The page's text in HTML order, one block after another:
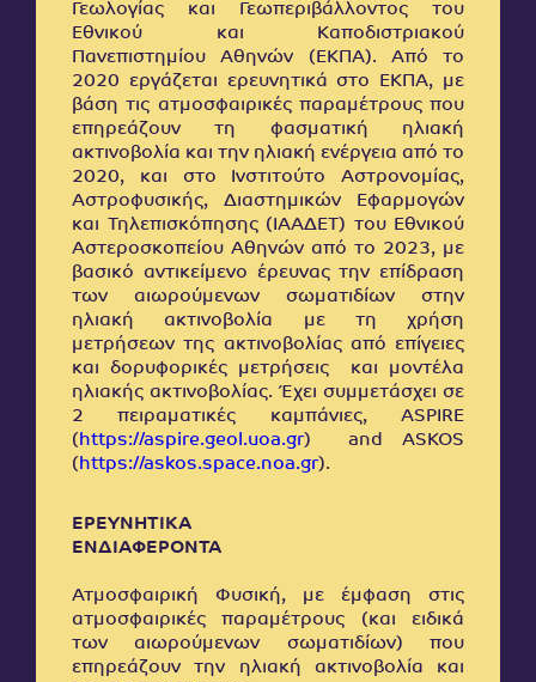
Γεωλογίας και Γεωπεριβάλλοντος του
Εθνικού και Καποδιστριακού
Πανεπιστημίου Αθηνών (ΕΚΠΑ). Από το
2020 εργάζεται ερευνητικά στο ΕΚΠΑ, με
βάση τις ατμοσφαιρικές παραμέτρους που
επηρεάζουν τη φασματική ηλιακή
ακτινοβολία και την ηλιακή ενέργεια από το
2020, και στο Ινστιτούτο Αστρονομίας,
Αστροφυσικής, Διαστημικών Εφαρμογών
και Τηλεπισκόπησης (ΙΑΑΔΕΤ) του Εθνικού
Αστεροσκοπείου Αθηνών από το 2023, με
βασικό αντικείμενο έρευνας την επίδραση
των αιωρούμενων σωματιδίων στην
ηλιακή ακτινοβολία με τη χρήση
μετρήσεων της ακτινοβολίας από επίγειες
και δορυφορικές μετρήσεις και μοντέλα
ηλιακής ακτινοβολίας. Έχει συμμετάσχει σε
2 πειραματικές καμπάνιες, ASPIRE
(https://aspire.geol.uoa.gr) and ASKOS
(https://askos.space.noa.gr).
ΕΡΕΥΝΗΤΙΚΑ
ΕΝΔΙΑΦΕΡΟΝΤΑ
Ατμοσφαιρική Φυσική, με έμφαση στις
ατμοσφαιρικές παραμέτρους (και ειδικά
των αιωρούμενων σωματιδίων) που
επηρεάζουν την ηλιακή ακτινοβολία και